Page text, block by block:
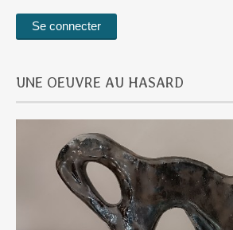
UNE OEUVRE AU HASARD